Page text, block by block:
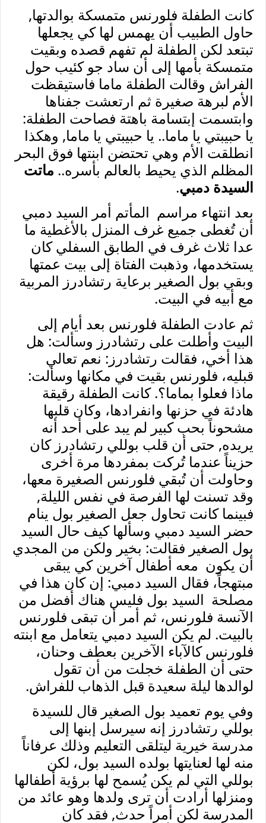
كانت الطفلة فلورنس متمسكة بوالدتها,
حاول الطبيب أن يهمس لها كي يجعلها
تبتعد لكن الطفلة لم تفهم قصده وبقيت
متمسكة بأمها إلى أن ساد جو كئيب حول
الفراش وقالت الطفلة ماما فاستيقظت
الأم لبرهة صغيرة ثم ارتعشت جفناها
وابتسمت إبتسامة باهتة فصاحت الطفلة:
يا حبيبتي يا ماما.. يا حبيبتي يا ماما, وهكذا
انطلقت الأم وهي تحتضن ابنتها فوق البحر
المظلم الذي يحيط بالعالم بأسره.. ماتت
السيدة دمبي.
بعد انتهاء مراسم المأتم أمر السيد دمبي
أن تُغطى جميع غرف المنزل بالأغطية ما
عدا ثلاث غرف في الطابق السفلي كان
يستخدمها، وذهبت الفتاة إلى بيت عمتها
وبقي بول الصغير برعاية رتشادرز المربية
مع أبيه في البيت.
ثم عادت الطفلة فلورنس بعد أيام إلى
البيت وأطلت على رتشادرز وسألت: هل
هذا أخي، فقالت رتشادرز: نعم تعالي
قبليه، فلورنس بقيت في مكانها وسألت:
ماذا فعلوا بماما؟. كانت الطفلة رقيقة
هادئة في حزنها وانفرادها، وكان قلبها
مشحوناً بحب كبير لم يبد على أحد أنه
يريده, حتى أن قلب بوللي رتشادرز كان
حزيناً عندما تُركت بمفردها مرة أخرى
وحاولت أن تُبقي فلورنس الصغيرة معها،
وقد تسنت لها الفرصة في نفس الليلة,
فبينما كانت تحاول جعل الصغير بول ينام
حضر السيد دمبي وسألها كيف حال السيد
بول الصغير فقالت: بخير ولكن من المجدي
أن يكون معه أطفال آخرين كي يبقى
مبتهجاً، فقال السيد دمبي: إن كان هذا في
مصلحة السيد بول فليس هناك أفضل من
الآنسة فلورنس، ثم أمر أن تبقى فلورنس
بالبيت. لم يكن السيد دمبي يتعامل مع ابنته
فلورنس كالآباء الآخرين بعطف وحنان،
حتى أن الطفلة خجلت من أن تقول
لوالدها ليلة سعيدة قبل الذهاب للفراش.
وفي يوم تعميد بول الصغير قال للسيدة
بوللي رتشادرز إنه سيرسل إبنها إلى
مدرسة خيرية ليتلقى التعليم وذلك عرفاناً
منه لها لعنايتها بولده السيد بول، لكن
بوللي التي لم يكن يُسمح لها برؤية أطفالها
ومنزلها أرادت أن ترى ولدها وهو عائد من
المدرسة لكن أمراً حدث, فقد كان